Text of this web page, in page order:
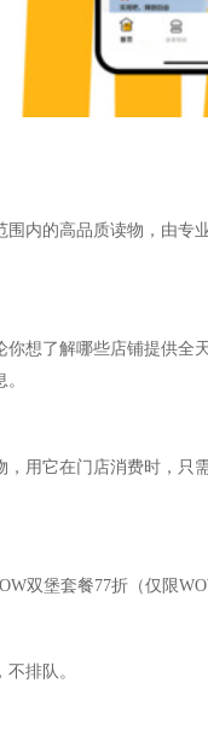
内的高品质读物，由
想了解哪些店铺提供
用它在门店消费时，
双堡套餐77折（仅限
排队。